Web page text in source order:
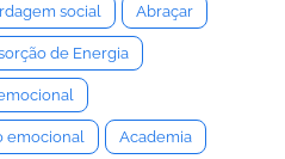
social Abraçar
de Energia
emocional Academia